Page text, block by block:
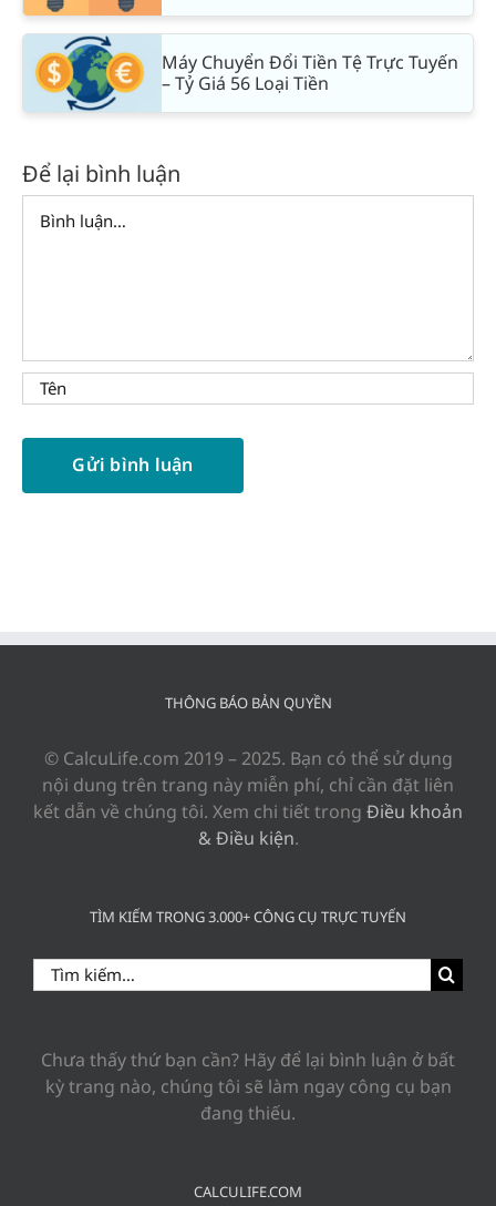
Máy Chuyển Đổi Tiền Tệ Trực Tuyến
– Tỷ Giá 56 Loại Tiền
Để lại bình luận
THÔNG BÁO BẢN QUYỀN
© CalcuLife.com 2019 – 2025. Bạn có thể sử dụng
nội dung trên trang này miễn phí, chỉ cần đặt liên
kết dẫn về chúng tôi. Xem chi tiết trong Điều khoản
& Điều kiện.
TÌM KIẾM TRONG 3.000+ CÔNG CỤ TRỰC TUYẾN
Search
for:
Chưa thấy thứ bạn cần? Hãy để lại bình luận ở bất
kỳ trang nào, chúng tôi sẽ làm ngay công cụ bạn
đang thiếu.
CALCULIFE.COM